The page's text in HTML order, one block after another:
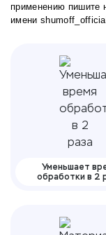
применению пишите
имени
Уменьшает
обработки в 2